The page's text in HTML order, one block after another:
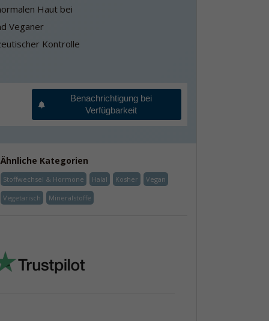
Haut bei
Veganer
Kontrolle
Benachrichtigung bei
Verfügbarkeit
Ähnliche Kategorien
Stoffwechsel & Hormone Halal Kosher Vegan
Vegetarisch Mineralstoffe